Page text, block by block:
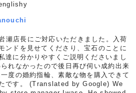
瀬店長にご対応いただきました。入荷
ンドを見せてくださり、宝石のことに
達に分かりやすくご説明くださいまし
れなかったので後日再び伺い成約出来
度の婚約指輪、素敵な物を購入できて
です。 (Translated by Google) We